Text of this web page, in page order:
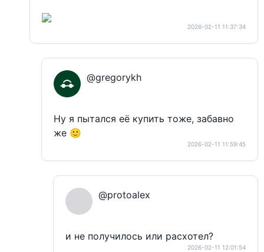
2026-02-11 11:37:34
@gregorykh
Ну я пытался её купить тоже, забавно
же 🙂
2026-02-11 11:59:45
@protoalex
и не получилось или расхотел?
2026-02-11 12:01:54